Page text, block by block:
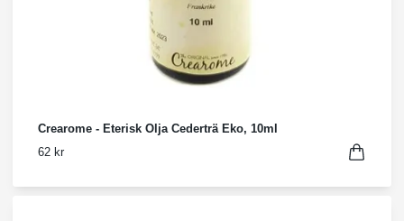
Crearome - Eterisk Olja Cederträ Eko, 10ml
62 kr